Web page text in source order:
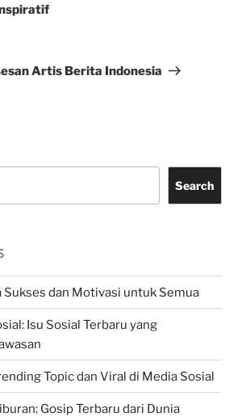
Artis Berita Indonesia
Search
Sukses dan Motivasi untuk Semua
Isu Sosial Terbaru yang
Topic dan Viral di Media Sosial
Gosip Terbaru dari Dunia